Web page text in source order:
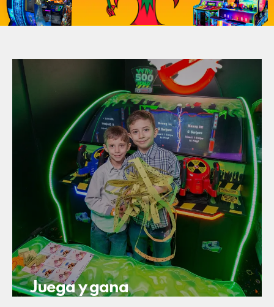
Juega y gana